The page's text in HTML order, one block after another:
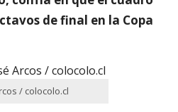
de final en la Copa
/ colocolo.cl